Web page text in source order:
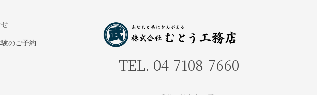
のご予約
TEL. 04-7108-7660